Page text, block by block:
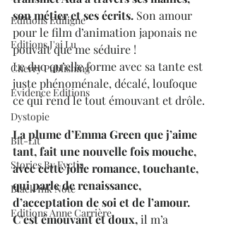
Editions Ediligne
Editions J'ai Lu
Cherry Publishing
Evidence Editions
Dystopie
Bit-Lit
Stories By Fyctia
Black Ink Note
Editions Anne Carrière
son métier et ses écrits. Son amour
pour le film d’animation japonais ne
pouvait que me séduire !
Le duo qu’elle forme avec sa tante est
juste phénoménale, décalé, loufoque
ce qui rend le tout émouvant et drôle.
La plume d’Emma Green que j’aime
tant, fait une nouvelle fois mouche,
avec cette jolie romance, touchante,
qui parle de renaissance,
d’acceptation de soi et de l’amour.
C’est émouvant et doux, il m’a